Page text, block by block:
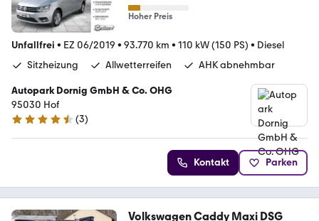
Hoher Preis
Unfallfrei • EZ 06/2019 • 93.770 km • 110 kW (150 PS) • Diesel
Sitzheizung
Allwetterreifen AHK abnehmbar
Autopark Dornig GmbH & Co. OHG
95030 Hof
4.7 Sterne
(3)
Kontakt Parken
Volkswagen Caddy Maxi DSG